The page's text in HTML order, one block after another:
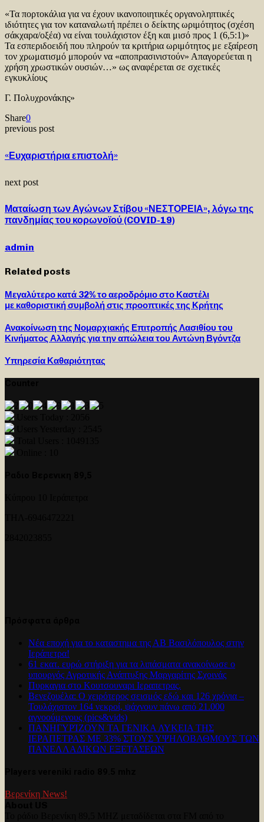
«Τα πορτοκάλια για να έχουν ικανοποιητικές οργανοληπτικές
ιδιότητες για τον καταναλωτή πρέπει ο δείκτης ωριμότητος (σχέση
σάκχαρα/οξέα) να είναι τουλάχιστον έξη και μισό προς 1 (6,5:1)»
Τα εσπεριδοειδή που πληρούν τα κριτήρια ωριμότητος με εξαίρεση
τον χρωματισμό μπορούν να «αποπρασινιστούν» Απαγορεύεται η
χρήση χρωστικών ουσιών…» ως αναφέρεται σε σχετικές
εγκυκλίους
Γ. Πολυχρονάκης»
Share0
previous post
«Ευχαριστήρια επιστολή»
next post
Ματαίωση των Αγώνων Στίβου «ΝΕΣΤΟΡΕΙΑ», λόγω της
πανδημίας του κορωνοϊού (COVID-19)
admin
Related posts
Μεγαλύτερο κατά 32% το αεροδρόμιο στο Καστέλι
με καθοριστική συμβολή στις προοπτικές της Κρήτης
Ανακοίνωση της Νομαρχιακής Επιτροπής Λασιθίου του
Κινήματος Αλλαγής για την απώλεια του Αντώνη Βγόντζα
Υπηρεσία Καθαριότητας
Νέα εποχή για το καταστημα της ΑΒ Βασιλόπουλος στην
Ιεράπετρα!
61 εκατ. ευρώ στήριξη για τα λιπάσματα ανακοίνωσε ο
υπουργός Αγροτικής Ανάπτυξης Μαργαρίτης Σχοινάς
Πυρκαγια στο Κουτσουναρι Ιεραπετρας.
Βενεζουέλα: Ο χειρότερος σεισμός εδώ και 126 χρόνια –
Τουλάχιστον 164 νεκροί, ψάχνουν πάνω από 21.000
αγνοούμενους (pics&vids)
ΠΑΝΗΓΥΡΊΖΟΥΝ ΤΑ ΓΕΝΙΚΑ ΛΥΚΕΙΑ ΤΗΣ
ΙΕΡΑΠΕΤΡΑΣ ΜΕ 33% ΣΤΟΥΣ ΥΨΗΛΟΒΑΘΜΟΥΣ ΤΩΝ
ΠΑΝΕΛΛΑΔΙΚΩΝ ΕΞΕΤΑΣΕΩΝ
Βερενίκη News!